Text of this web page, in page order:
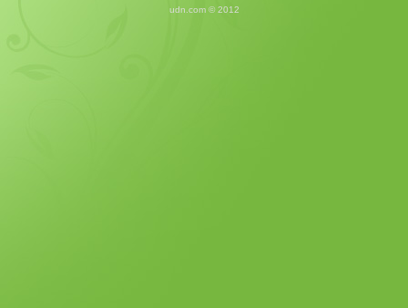
udn.com © 2012